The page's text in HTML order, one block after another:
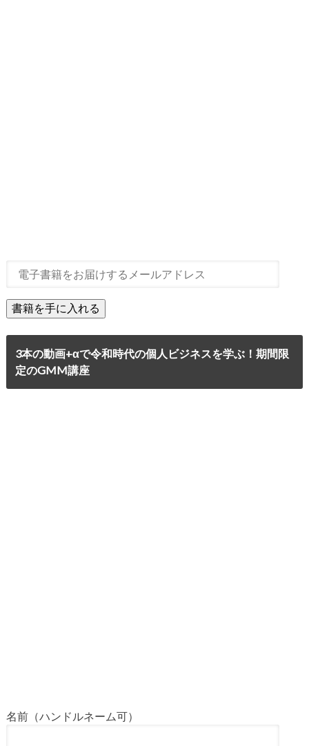
3本の動画+αで令和時代の個人ビジネスを学ぶ！期間限
定のGMM講座
名前（ハンドルネーム可）